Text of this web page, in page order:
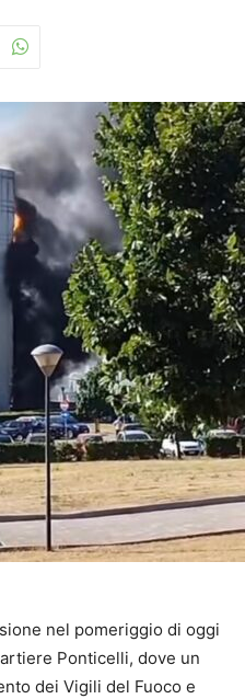
nel pomeriggio di oggi
Ponticelli, dove un
dei Vigili del Fuoco e